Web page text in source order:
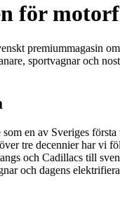
för
premiummagasin
sportvagnar och
en av Sveriges
tre decennier har vi
och Cadillacs till
och dagens